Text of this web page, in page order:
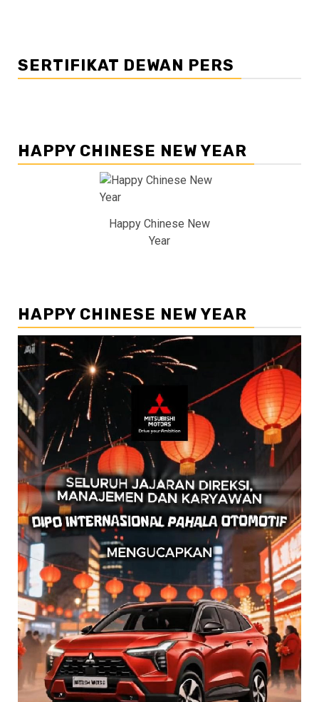
SERTIFIKAT DEWAN PERS
HAPPY CHINESE NEW YEAR
Happy Chinese New
Year
HAPPY CHINESE NEW YEAR
Pemutar